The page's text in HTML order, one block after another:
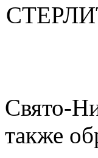
Свято-
также